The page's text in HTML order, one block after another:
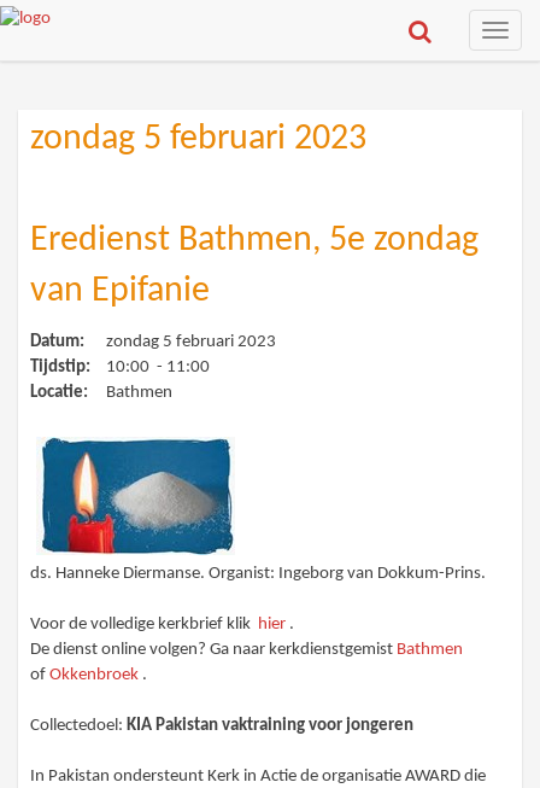
Toggle
zondag 5 februari 2023
Eredienst Bathmen, 5e zondag
van Epifanie
Datum:
zondag 5 februari 2023
Tijdstip:
10:00 - 11:00
Locatie:
Bathmen
ds. Hanneke Diermanse. Organist: Ingeborg van Dokkum-Prins.
Voor de volledige kerkbrief klik hier .
De dienst online volgen? Ga naar kerkdienstgemist Bathmen
ofOkkenbroek .
Collectedoel:KIA Pakistan vaktraining voor jongeren
In Pakistan ondersteunt Kerk in Actie de organisatie AWARD die